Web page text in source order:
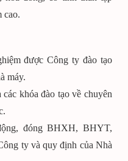
cao.
được Công ty đào tạo
máy.
khóa đào tạo về chuyên
đóng BHXH, BHYT,
ty và quy định của Nhà